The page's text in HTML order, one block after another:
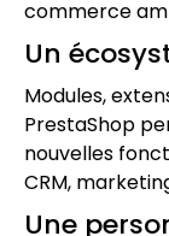
commerce
Un
Modules,
PrestaShop
nouvelles
CRM,
Une